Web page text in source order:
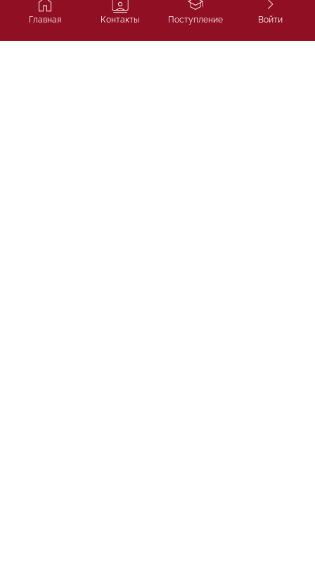
Главная Контакты Поступление Войти